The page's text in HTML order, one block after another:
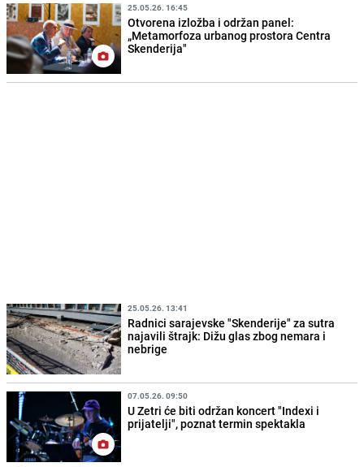
25.05.26. 16:45
Otvorena izložba i održan panel:
„Metamorfoza urbanog prostora Centra
Skenderija"
25.05.26. 13:41
Radnici sarajevske "Skenderije" za sutra
najavili štrajk: Dižu glas zbog nemara i
nebrige
07.05.26. 09:50
U Zetri će biti održan koncert "Indexi i
prijatelji", poznat termin spektakla